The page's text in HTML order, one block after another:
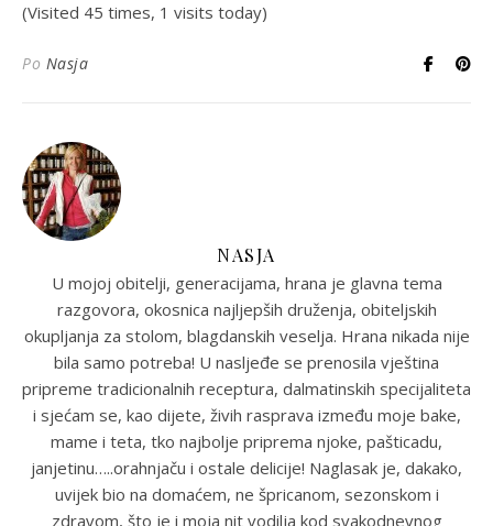
(Visited 45 times, 1 visits today)
Po Nasja
NASJA
U mojoj obitelji, generacijama, hrana je glavna tema
razgovora, okosnica najljepših druženja, obiteljskih
okupljanja za stolom, blagdanskih veselja. Hrana nikada nije
bila samo potreba! U nasljeđe se prenosila vještina
pripreme tradicionalnih receptura, dalmatinskih specijaliteta
i sjećam se, kao dijete, živih rasprava između moje bake,
mame i teta, tko najbolje priprema njoke, pašticadu,
janjetinu…..orahnjaču i ostale delicije! Naglasak je, dakako,
uvijek bio na domaćem, ne špricanom, sezonskom i
zdravom, što je i moja nit vodilja kod svakodnevnog